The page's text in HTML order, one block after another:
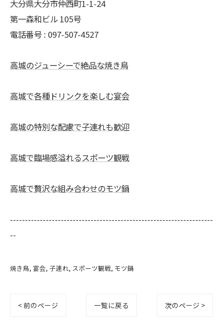
大分県大分市仲西町1-1-24
第一森和ビル 105号
電話番号 : 097-507-4527
高城のジューシーで絶品な焼き鳥
高城で各種ドリンクを楽しむ宴会
高城の特別な配慮で子連れも歓迎
高城で臨場感溢れるスポーツ観戦
高城で贅沢な組み合わせのモツ鍋
--------------------------------------------------------------------
--
焼き鳥 宴会 子連れ スポーツ観戦 モツ鍋
< 前のページ 一覧に戻る 次のページ >